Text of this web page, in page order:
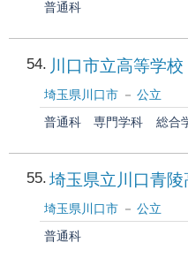
普通科
54 川口市立高等学校
埼玉県川口市
公立
普通科
専門学科 総合
55 埼玉県立川口青陵
埼玉県川口市
公立
普通科